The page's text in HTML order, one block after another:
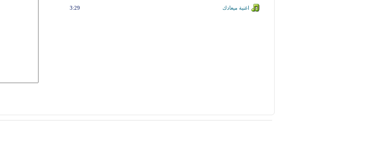
اغنية ميعادك 3:29